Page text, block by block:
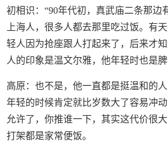
初相识：“90年代初，真武庙二条那边
上海人，很多人都去那里吃过饭。有
轻人因为抢座跟人打起来了，后来才
人的印象是温文尔雅，他年轻时也是脾
高原：也不是，他一直都是挺温和的
年轻的时候肯定就比岁数大了容易冲
允许了，你推谁一下，其实这代价很
打架都是家常便饭。